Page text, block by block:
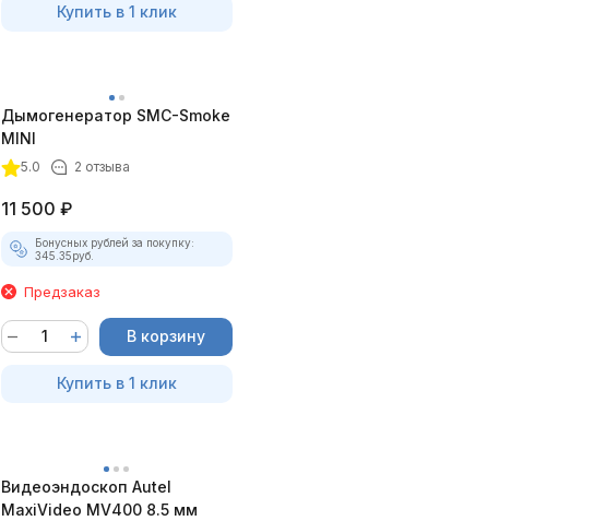
Купить в 1 клик
Дымогенератор SMC-Smoke
MINI
5.0 2 отзыва
11 500 ₽
Бонусных рублей за покупку:
345.35руб.
Предзаказ
В корзину
Купить в 1 клик
Видеоэндоскоп Autel
MaxiVideo MV400 8.5 мм